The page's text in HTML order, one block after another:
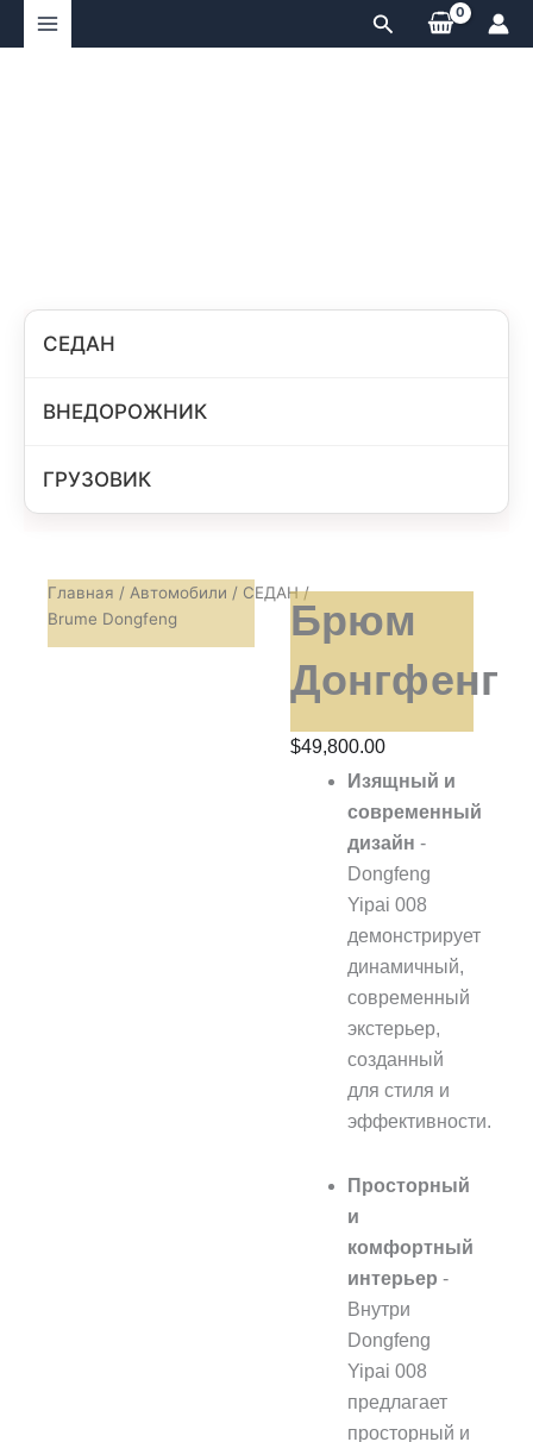
Перейти
Поиск
СЕДАН
ВНЕДОРОЖНИК
ГРУЗОВИК
Главная / Автомобили / СЕДАН/
Brume Dongfeng
Брюм
Донгфенг
$49,800.00
Изящный и
современный
дизайн -
Dongfeng
Yipai 008
демонстрирует
динамичный,
современный
экстерьер,
созданный
для стиля и
эффективности.
Просторный
и
комфортный
интерьер -
Внутри
Dongfeng
Yipai 008
предлагает
просторный и